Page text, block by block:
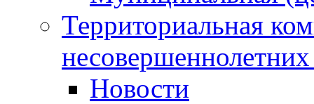
Территориальная
Новости